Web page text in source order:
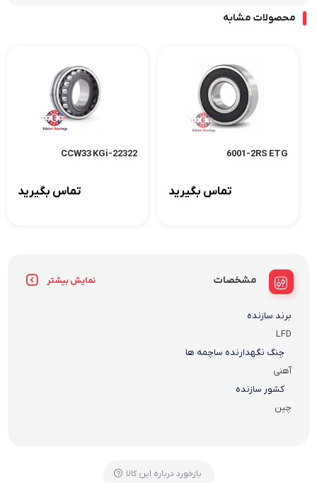
محصولات مشابه
6001-2RS ETG
تماس بگیرید
22322-CCW33 KGi
تماس بگیرید
مشخصات نمایش بیشتر
برند سازنده
LFD
چنگ نگهدارنده ساچمه ها
آهنی
کشور سازنده
چین
بازخورد درباره این کالا